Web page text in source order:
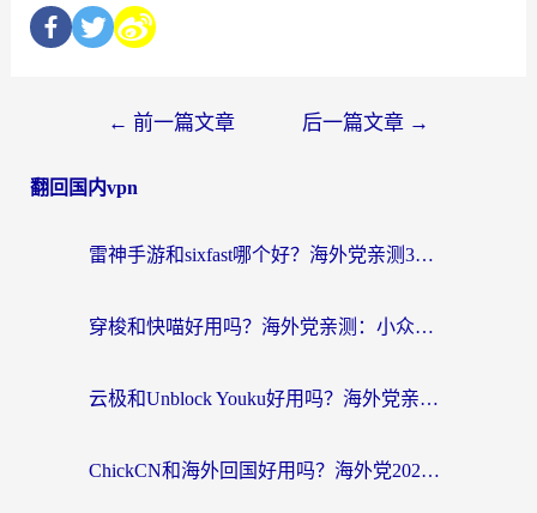
← 前一篇文章 后一篇文章 →
翻回国内vpn
雷神手游和sixfast哪个好？海外党亲测3款回国加速器，教你选对不踩坑
穿梭和快喵好用吗？海外党亲测：小众加速器对比+番茄加速器深度体验
云极和Unblock Youku好用吗？海外党亲测+2026回国加速器避坑指南
ChickCN和海外回国好用吗？海外党2026亲测：从手游到影音，选对加速器的3个关键